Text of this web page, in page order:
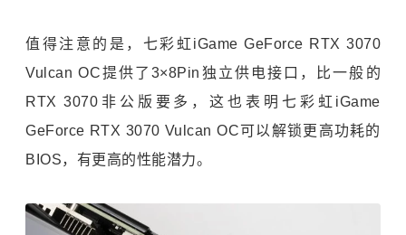
值得注意的是，七彩虹iGame GeForce RTX 3070
Vulcan OC提供了3×8Pin独立供电接口，比一般的
RTX 3070非公版要多，这也表明七彩虹iGame
GeForce RTX 3070 Vulcan OC可以解锁更高功耗的
BIOS，有更高的性能潜力。